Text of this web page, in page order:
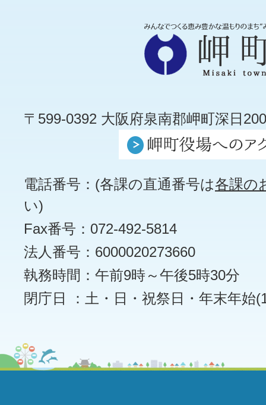
〒599-0392 大阪府泉南郡岬町深日
電話番号：(各課の直通番号は各課の
い)
Fax番号：072-492-5814
法人番号：6000020273660
執務時間：午前9時～午後5時30分
閉庁日 ：土・日・祝祭日・年末年始